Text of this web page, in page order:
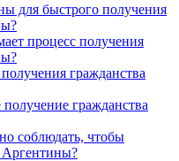
для быстрого получения
процесс получения
гражданства
гражданства
соблюдать, чтобы
Аргентины?